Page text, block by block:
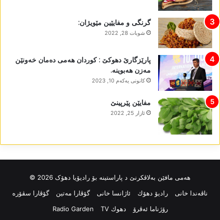
گرنگی و مفایێین مێویژان:
شوبات 28, 2022
پارێزگارێ دھوکێ : کوردان ھەمی دەمان خەونێن
مەزن ھەبوینە.
كانونی یه‌كه‌م 10, 2023
مفایێن پێرپینێ
ئازار 25, 2022
ھەمی مافێن بەلاڤکرنێ د پاراستینە بۆ رادیۆیا دھۆک 2026 ©
ناڤه‌ندا خانی
رادیۆ دهۆك ئاژانسا خانی گۆڤارا مەتین
گۆڤارا سڤۆرە
رۆژناما ئەڤرۆ
دهوك TV Radio Garden